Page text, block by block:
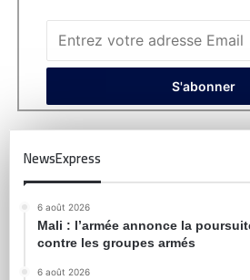
NewsExpress
6 août 2026
Mali : l’armée annonce la
contre les groupes armés
6 août 2026